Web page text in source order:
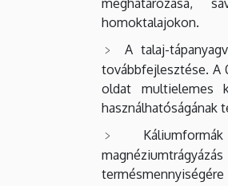
meghatározása,
homoktalajokon.
A talaj-
továbbfejlesztése. A
oldat multielemes
használhatóságának